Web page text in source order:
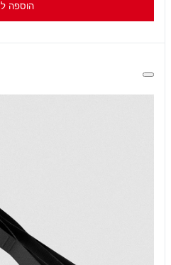
הוספה